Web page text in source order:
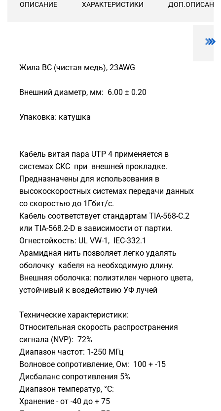
ОПИСАНИЕ ХАРАКТЕРИСТИКИ
Жила BC (чистая медь), 23AWG
Внешний диаметр, мм: 6.00 ± 0.20
Упаковка: катушка
Кабель витая пара UTP 4 применяется в
системах СКС при внешней прокладке.
Предназначены для использования в
высокоскоростных системах передачи данных
со скоростью до 1Гбит/с.
Кабель соответствует стандартам TIA-568-С.2
или TIA-568.2-D в зависимости от партии.
Огнестойкость: UL VW-1, IEC-332.1
Арамидная нить позволяет легко удалять
оболочку кабеля на необходимую длину.
Внешняя оболочка: полиэтилен черного цвета,
устойчивый к воздействию УФ лучей
Технические характеристики:
Относительная скорость распространения
сигнала (NVP): 72%
Диапазон частот: 1-250 МГц
Волновое сопротивление, Ом: 100 + -15
Дисбаланс сопротивления 5%
Диапазон температур, °С:
Хранение - от -40 до + 75